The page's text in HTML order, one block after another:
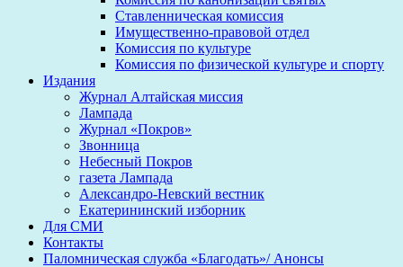
Ставленническая комиссия
Имущественно-правовой отдел
Комиссия по культуре
Комиссия по физической культуре и спорту
Издания
Журнал Алтайская миссия
Лампада
Журнал «Покров»
Звонница
Небесный Покров
газета Лампада
Александро-Невский вестник
Екатерининский изборник
Для СМИ
Контакты
Паломническая служба «Благодать»/ Анонсы